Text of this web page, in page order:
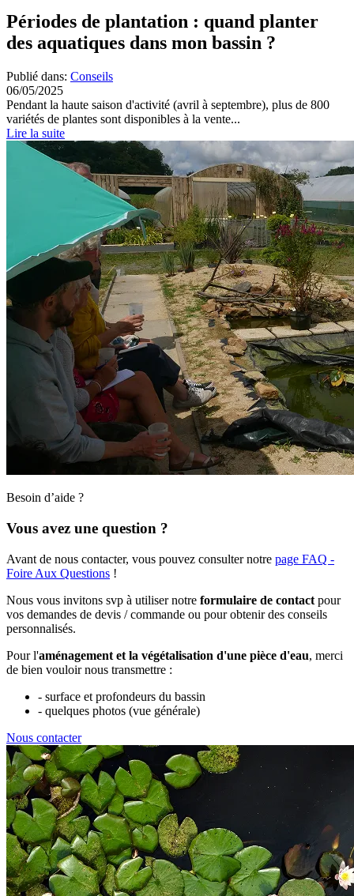
Périodes de plantation : quand planter
des aquatiques dans mon bassin ?
Publié dans: Conseils
06/05/2025
Pendant la haute saison d'activité (avril à septembre), plus de 800
variétés de plantes sont disponibles à la vente...
Lire la suite
Besoin d’aide ?
Vous avez une question ?
Avant de nous contacter, vous pouvez consulter notre page FAQ -
Foire Aux Questions !
Nous vous invitons svp à utiliser notre formulaire de contact pour
vos demandes de devis / commande ou pour obtenir des conseils
personnalisés.
Pour l'aménagement et la végétalisation d'une pièce d'eau, merci
de bien vouloir nous transmettre :
- surface et profondeurs du bassin
- quelques photos (vue générale)
Nous contacter